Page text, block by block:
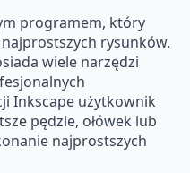
programem, który
rysunków.
wiele narzędzi
Inkscape użytkownik
pędzle, ołówek lub
najprostszych